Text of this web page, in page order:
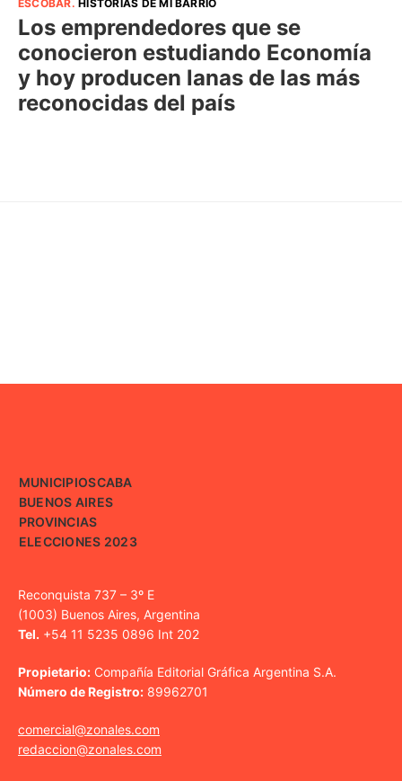
ESCOBAR.HISTORIAS DE MI BARRIO
Los emprendedores que se
conocieron estudiando Economía
y hoy producen lanas de las más
reconocidas del país
MUNICIPIOSCABA
BUENOS AIRES
PROVINCIAS
ELECCIONES 2023
Reconquista 737 – 3º E
(1003) Buenos Aires, Argentina
Tel. +54 11 5235 0896 Int 202
Propietario: Compañía Editorial Gráfica Argentina S.A.
Número de Registro: 89962701
comercial@zonales.com
redaccion@zonales.com